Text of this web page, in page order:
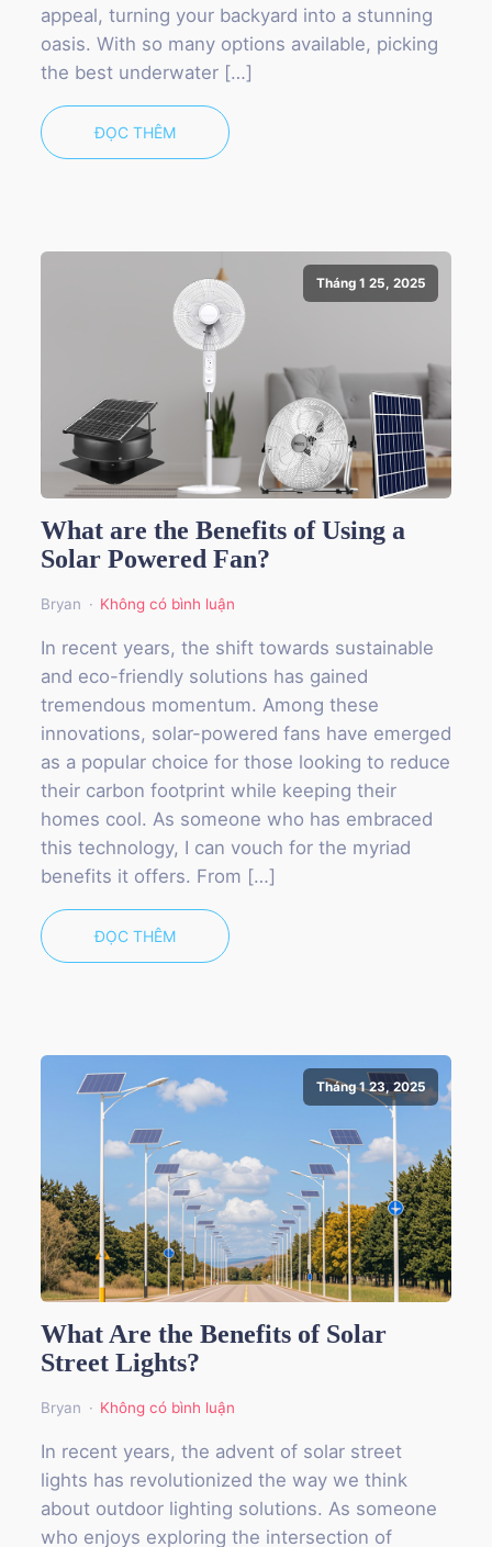
appeal, turning your backyard into a stunning
oasis. With so many options available, picking
the best underwater […]
ĐỌC THÊM
Tháng 1 25, 2025
What are the Benefits of Using a
Solar Powered Fan?
Bryan Không có bình luận
In recent years, the shift towards sustainable
and eco-friendly solutions has gained
tremendous momentum. Among these
innovations, solar-powered fans have emerged
as a popular choice for those looking to reduce
their carbon footprint while keeping their
homes cool. As someone who has embraced
this technology, I can vouch for the myriad
benefits it offers. From […]
ĐỌC THÊM
Tháng 1 23, 2025
What Are the Benefits of Solar
Street Lights?
Bryan Không có bình luận
In recent years, the advent of solar street
lights has revolutionized the way we think
about outdoor lighting solutions. As someone
who enjoys exploring the intersection of